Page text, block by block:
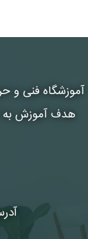
آموزشگاه فنی و
هدف آموزش به